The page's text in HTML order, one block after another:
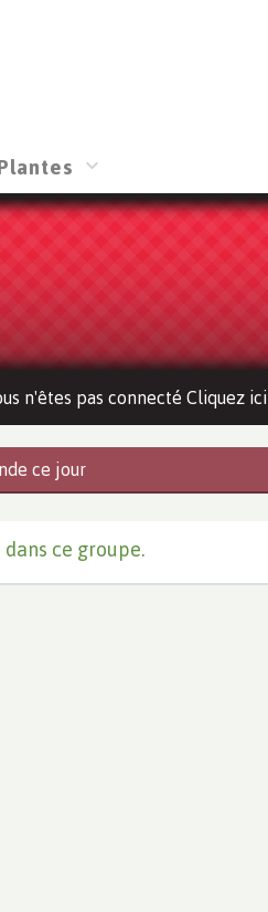
n'êtes pas connecté Cliquez
ce jour
ce groupe.